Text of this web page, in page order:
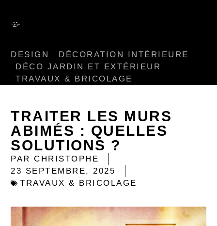
DESIGN
DÉCORATION INTÉRIEURE
DÉCO JARDIN ET EXTÉRIEUR
TRAVAUX & BRICOLAGE
TRAITER LES MURS
ABIMÉS : QUELLES
SOLUTIONS ?
PAR CHRISTOPHE
23 SEPTEMBRE, 2025
TRAVAUX & BRICOLAGE